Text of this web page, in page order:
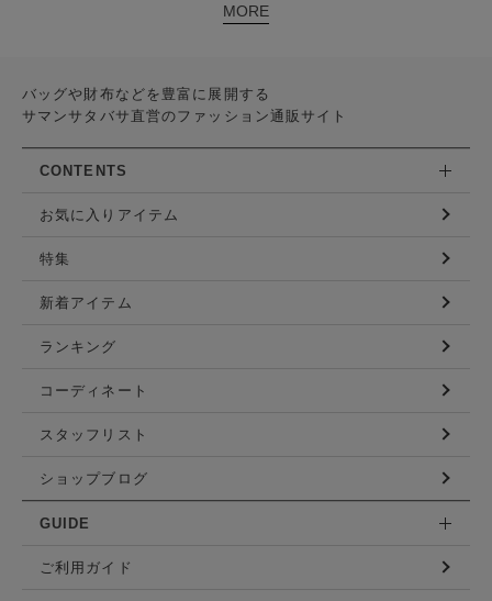
MORE
バッグや財布などを豊富に展開する
サマンサタバサ直営のファッション通販サイト
CONTENTS
お気に入りアイテム
特集
新着アイテム
ランキング
コーディネート
スタッフリスト
ショップブログ
GUIDE
ご利用ガイド